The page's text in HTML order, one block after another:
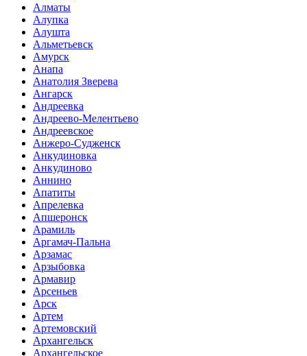
Алматы
Алупка
Алушта
Альметьевск
Амурск
Анапа
Анатолия Зверева
Ангарск
Андреевка
Андреево-Мелентьево
Андреевское
Анжеро-Судженск
Анкудиновка
Анкудиново
Аннино
Апатиты
Апрелевка
Апшеронск
Арамиль
Аргамач-Пальна
Арзамас
Арзыбовка
Армавир
Арсеньев
Арск
Артем
Артемовский
Архангельск
Архангельское